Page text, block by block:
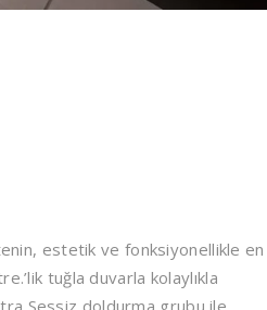
estetik ve fonksiyonellikle en
tuğla duvarla kolaylıkla
Sessiz doldurma grubu ile